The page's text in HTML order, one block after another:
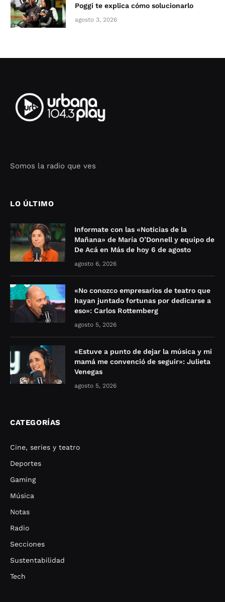
Poggi te explica cómo solucionarlo
agosto 3, 2026
Somos la radio que ves
LO ÚLTIMO
Informate con las «Noticias de la
Mañana» de María O’Donnell y equipo de
De Acá en Más de hoy 6 de agosto
agosto 6, 2026
«No conozco empresarios de teatro que
hayan juntado fortunas por dedicarse a
eso»: Carlos Rottemberg
agosto 5, 2026
«Estuve a punto de dejar la música y mi
mamá me convenció de seguir»: Julieta
Venegas
agosto 5, 2026
CATEGORÍAS
Cine, series y teatro
Deportes
Gaming
Música
Notas
Radio
Secciones
Sustentabilidad
Tech